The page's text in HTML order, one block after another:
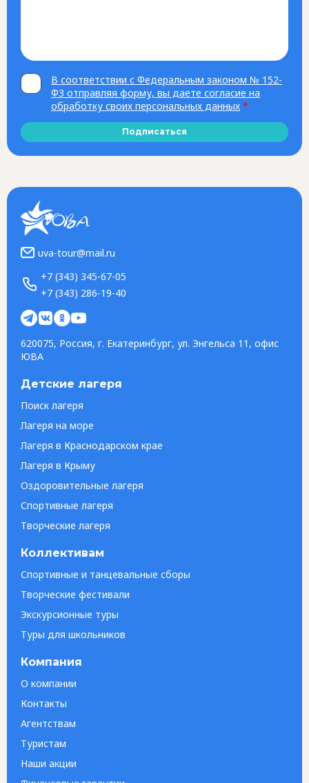
В соответствии с Федеральным законом № 152-
ФЗ отправляя форму, вы даете согласие на
обработку своих персональных данных *
Подписаться
uva-tour@mail.ru
+7 (343) 345-67-05
+7 (343) 286-19-40
620075, Россия, г. Екатеринбург, ул. Энгельса 11, офис
ЮВА
Детские лагеря
Поиск лагеря
Лагеря на море
Лагеря в Краснодарском крае
Лагеря в Крыму
Оздоровительные лагеря
Спортивные лагеря
Творческие лагеря
Коллективам
Спортивные и танцевальные сборы
Творческие фестивали
Экскурсионные туры
Туры для школьников
Компания
О компании
Контакты
Агентствам
Туристам
Наши акции